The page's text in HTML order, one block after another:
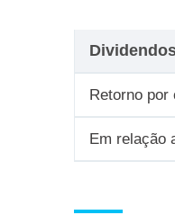
Retorno por
Em relação